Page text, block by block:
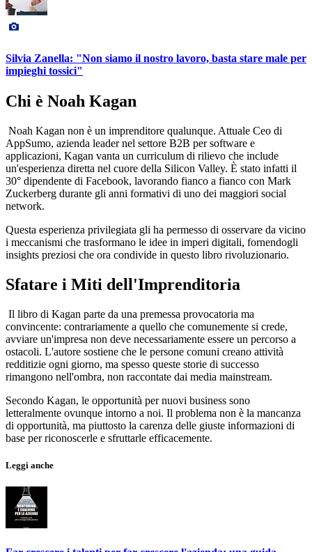
Silvia Zanella: "Non siamo il nostro lavoro, basta stare male per
impieghi tossici"
Chi è Noah Kagan
Noah Kagan non è un imprenditore qualunque. Attuale Ceo di
AppSumo, azienda leader nel settore B2B per software e
applicazioni, Kagan vanta un curriculum di rilievo che include
un'esperienza diretta nel cuore della Silicon Valley. È stato infatti il
30° dipendente di Facebook, lavorando fianco a fianco con Mark
Zuckerberg durante gli anni formativi di uno dei maggiori social
network.
Questa esperienza privilegiata gli ha permesso di osservare da vicino
i meccanismi che trasformano le idee in imperi digitali, fornendogli
insights preziosi che ora condivide in questo libro rivoluzionario.
Sfatare i Miti dell'Imprenditoria
Il libro di Kagan parte da una premessa provocatoria ma
convincente: contrariamente a quello che comunemente si crede,
avviare un'impresa non deve necessariamente essere un percorso a
ostacoli. L'autore sostiene che le persone comuni creano attività
redditizie ogni giorno, ma spesso queste storie di successo
rimangono nell'ombra, non raccontate dai media mainstream.
Secondo Kagan, le opportunità per nuovi business sono
letteralmente ovunque intorno a noi. Il problema non è la mancanza
di opportunità, ma piuttosto la carenza delle giuste informazioni di
base per riconoscerle e sfruttarle efficacemente.
Leggi anche